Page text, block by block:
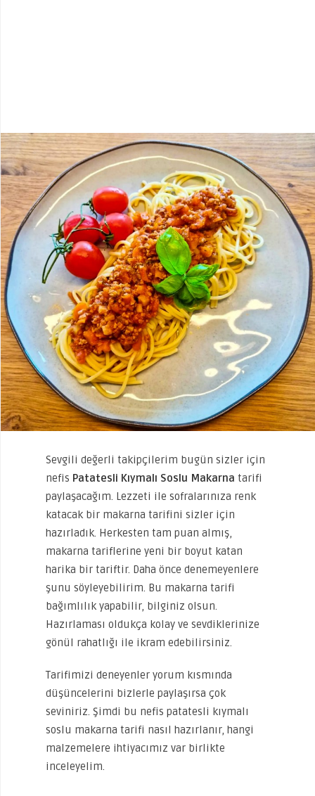
Sevgili değerli takipçilerim bugün sizler için
nefis Patatesli Kıymalı Soslu Makarna tarifi
paylaşacağım. Lezzeti ile sofralarınıza renk
katacak bir makarna tarifini sizler için
hazırladık. Herkesten tam puan almış,
makarna tariflerine yeni bir boyut katan
harika bir tariftir. Daha önce denemeyenlere
şunu söyleyebilirim. Bu makarna tarifi
bağımlılık yapabilir, bilginiz olsun.
Hazırlaması oldukça kolay ve sevdiklerinize
gönül rahatlığı ile ikram edebilirsiniz.
Tarifimizi deneyenler yorum kısmında
düşüncelerini bizlerle paylaşırsa çok
seviniriz. Şimdi bu nefis patatesli kıymalı
soslu makarna tarifi nasıl hazırlanır, hangi
malzemelere ihtiyacımız var birlikte
inceleyelim.